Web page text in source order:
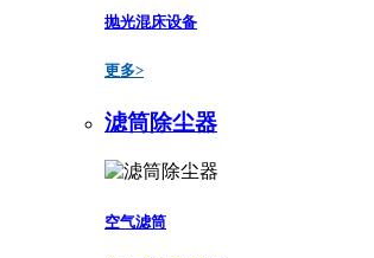
抛光混床设备
更多>
滤筒除尘器
空气滤筒